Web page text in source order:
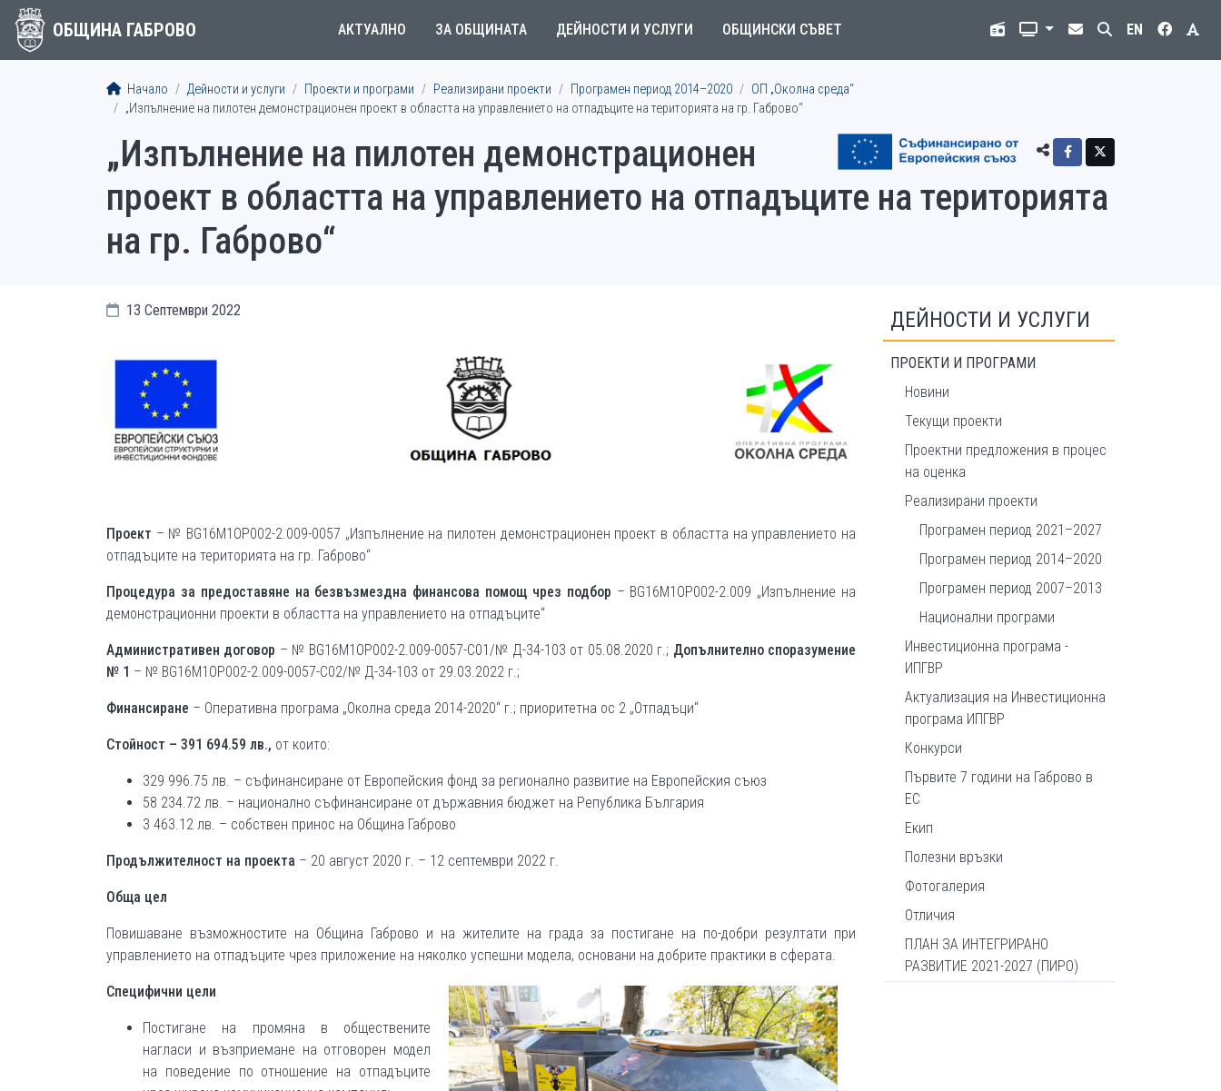
ОБЩИНА ГАБРОВО АКТУАЛНО ЗА ОБЩИНАТА ДЕЙНОСТИ И УСЛУГИ ОБЩИНСКИ СЪВЕТ EN
Начало Дейности и услуги Проекти и програми Реализирани проекти Програмен период 2014–2020
ОП „Околна среда“
„Изпълнение на пилотен демонстрационен проект в областта на управлението на отпадъците на територията на гр. Габрово“
„Изпълнение на пилотен демонстрационен
проект в областта на управлението на отпадъците на територията
на гр. Габрово“
13 Септември 2022
Проект – № BG16M1OP002-2.009-0057 „Изпълнение на пилотен демонстрационен проект в областта на управлението на
отпадъците на територията на гр. Габрово“
Процедура за предоставяне на безвъзмездна финансова помощ чрез подбор – BG16M1OP002-2.009 „Изпълнение на
демонстрационни проекти в областта на управлението на отпадъците“
Административен договор – № BG16M1OP002-2.009-0057-С01/№ Д-34-103 от 05.08.2020 г.; Допълнително споразумение
№ 1 – № BG16M1OP002-2.009-0057-С02/№ Д-34-103 от 29.03.2022 г.;
Финансиране – Оперативна програма „Околна среда 2014-2020“ г.; приоритетна ос 2 „Отпадъци“
Стойност – 391 694.59 лв., от които:
329 996.75 лв. – съфинансиране от Европейския фонд за регионално развитие на Европейския съюз
58 234.72 лв. – национално съфинансиране от държавния бюджет на Република България
3 463.12 лв. – собствен принос на Община Габрово
Продължителност на проекта – 20 август 2020 г. – 12 септември 2022 г.
Обща цел
Повишаване възможностите на Община Габрово и на жителите на града за постигане на по-добри резултати при
управлението на отпадъците чрез приложение на няколко успешни модела, основани на добрите практики в сферата.
Специфични цели
Постигане на промяна в обществените
нагласи и възприемане на отговорен модел
на поведение по отношение на отпадъците
ДЕЙНОСТИ И УСЛУГИ
ПРОЕКТИ И ПРОГРАМИ
Новини
Текущи проекти
Проектни предложения в процес
на оценка
Реализирани проекти
Програмен период 2021–2027
Програмен период 2014–2020
Програмен период 2007–2013
Национални програми
Инвестиционна програма -
ИПГВР
Актуализация на Инвестиционна
програма ИПГВР
Конкурси
Първите 7 години на Габрово в
ЕС
Екип
Полезни връзки
Фотогалерия
Отличия
ПЛАН ЗА ИНТЕГРИРАНО
РАЗВИТИЕ 2021-2027 (ПИРО)